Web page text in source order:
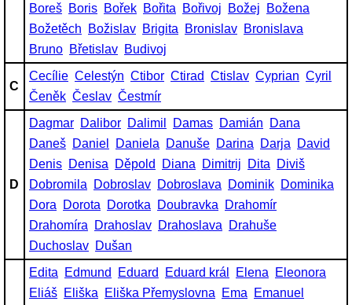
Boreš Boris Bořek Bořita Bořivoj Božej
Božena
Božetěch
Božislav Brigita Bronislav Bronislava
Bruno Břetislav Budivoj
C
Cecílie Celestýn Ctibor Ctirad Ctislav Cyprian Cyril
Čeněk Česlav Čestmír
D
Dagmar Dalibor Dalimil Damas Damián
Dana
Daneš Daniel Daniela Danuše Darina Darja
David
Denis Denisa Děpold Diana Dimitrij Dita
Diviš
Dobromila
Dobroslav Dobroslava Dominik Dominika
Dora
Dorota Dorotka Doubravka
Drahomír
Drahomíra
Drahoslav Drahoslava
Drahuše
Duchoslav Dušan
Edita Edmund Eduard Eduard král Elena
Eleonora
Eliáš Eliška Eliška Přemyslovna Ema
Emanuel